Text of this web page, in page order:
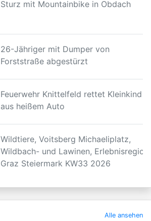
Sturz mit Mountainbike in Obdach
26-Jähriger mit Dumper von
Forststraße abgestürzt
Feuerwehr Knittelfeld rettet Kleinkind
aus heißem Auto
Wildtiere, Voitsberg Michaeliplatz,
Wildbach- und Lawinen, Erlebnisregion
Graz Steiermark KW33 2026
Alle ansehen